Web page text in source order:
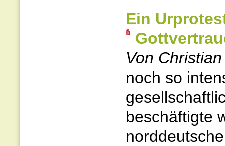
Ein
Von
noch so
beschäftigte